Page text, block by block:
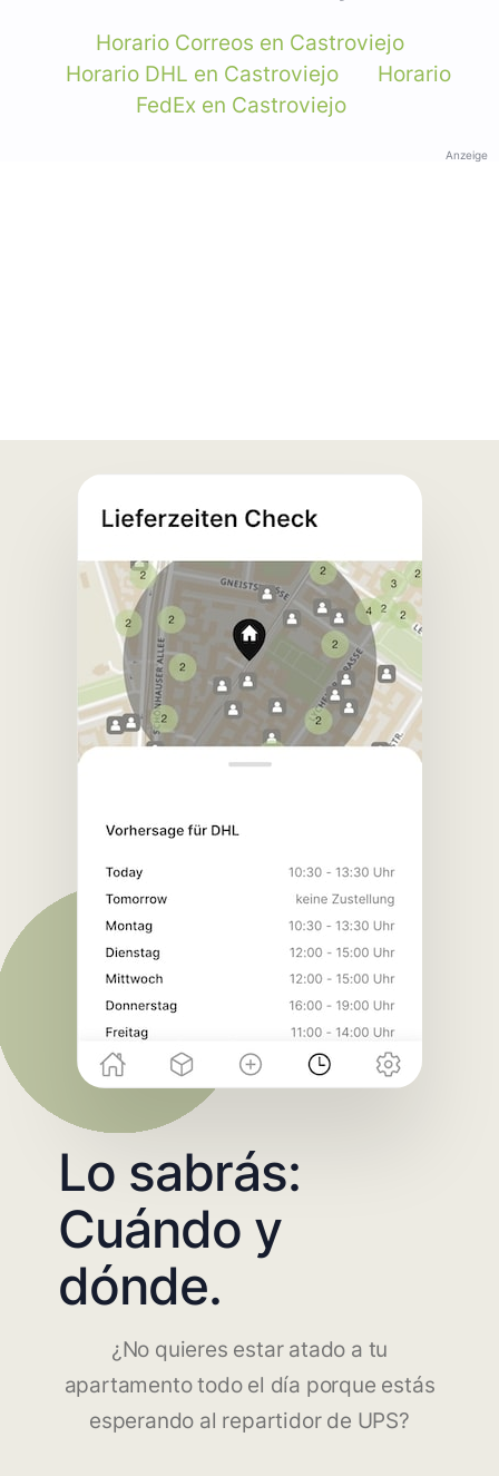
Horario Correos en Castroviejo
Horario DHL en Castroviejo
Horario
FedEx en Castroviejo
Anzeige
Lo sabrás:
Cuándo y
dónde.
¿No quieres estar atado a tu
apartamento todo el día porque estás
esperando al repartidor de UPS?